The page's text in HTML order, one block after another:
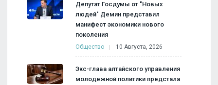
Депутат Госдумы от "Новых
людей" Демин представил
манифест экономики нового
поколения
Общество 10 Августа, 2026
Экс-глава алтайского управления
молодежной политики предстала